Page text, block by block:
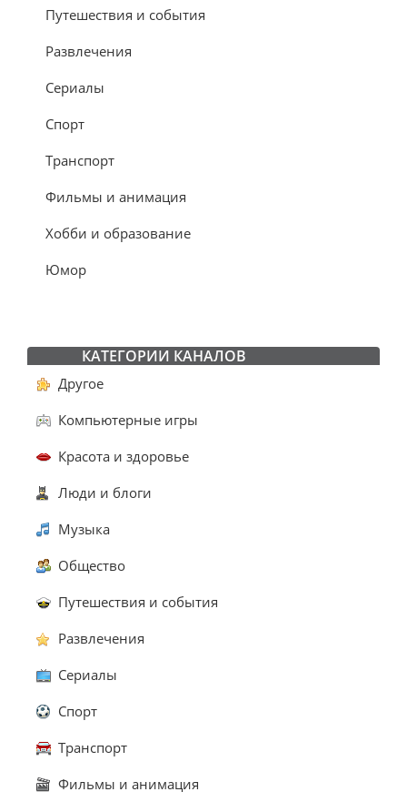
Путешествия и события
Развлечения
Сериалы
Спорт
Транспорт
Фильмы и анимация
Хобби и образование
Юмор
КАТЕГОРИИ КАНАЛОВ
Другое
Компьютерные игры
Красота и здоровье
Люди и блоги
Музыка
Общество
Путешествия и события
Развлечения
Сериалы
Спорт
Транспорт
Фильмы и анимация